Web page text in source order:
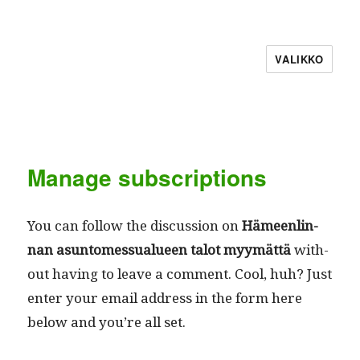
VALIKKO
Manage subscriptions
You can fol­low the dis­cus­sion onHämeen­lin­
nan asun­tomes­su­alueen talot myymät­täwith­
out hav­ing to leave a com­ment. Cool, huh? Just
enter your email address in the form here
below and you’re all set.